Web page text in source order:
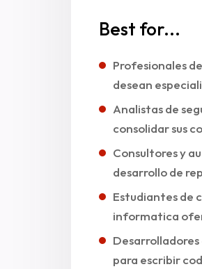
Best for...
Profesionales
desean
Analistas de
consolidar sus
Consultores y
desarrollo de
Estudiantes de
informatica
para escribir